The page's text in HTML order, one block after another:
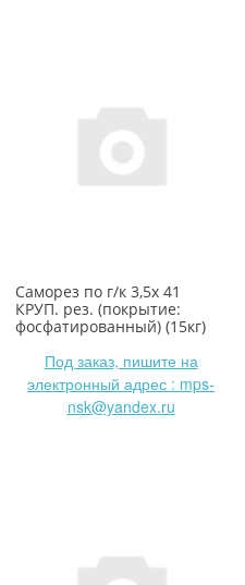
Саморез по г/к 3,5х 41
КРУП. рез. (покрытие:
фосфатированный) (15кг)
Под заказ, пишите на
электронный адрес : mps-
nsk@yandex.ru